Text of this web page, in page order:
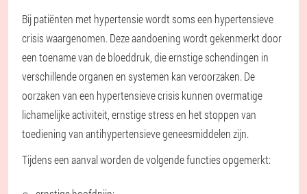
Bij patiënten met hypertensie wordt soms een hypertensieve
crisis waargenomen. Deze aandoening wordt gekenmerkt door
een toename van de bloeddruk, die ernstige schendingen in
verschillende organen en systemen kan veroorzaken. De
oorzaken van een hypertensieve crisis kunnen overmatige
lichamelijke activiteit, ernstige stress en het stoppen van
toediening van antihypertensieve geneesmiddelen zijn.
Tijdens een aanval worden de volgende functies opgemerkt: